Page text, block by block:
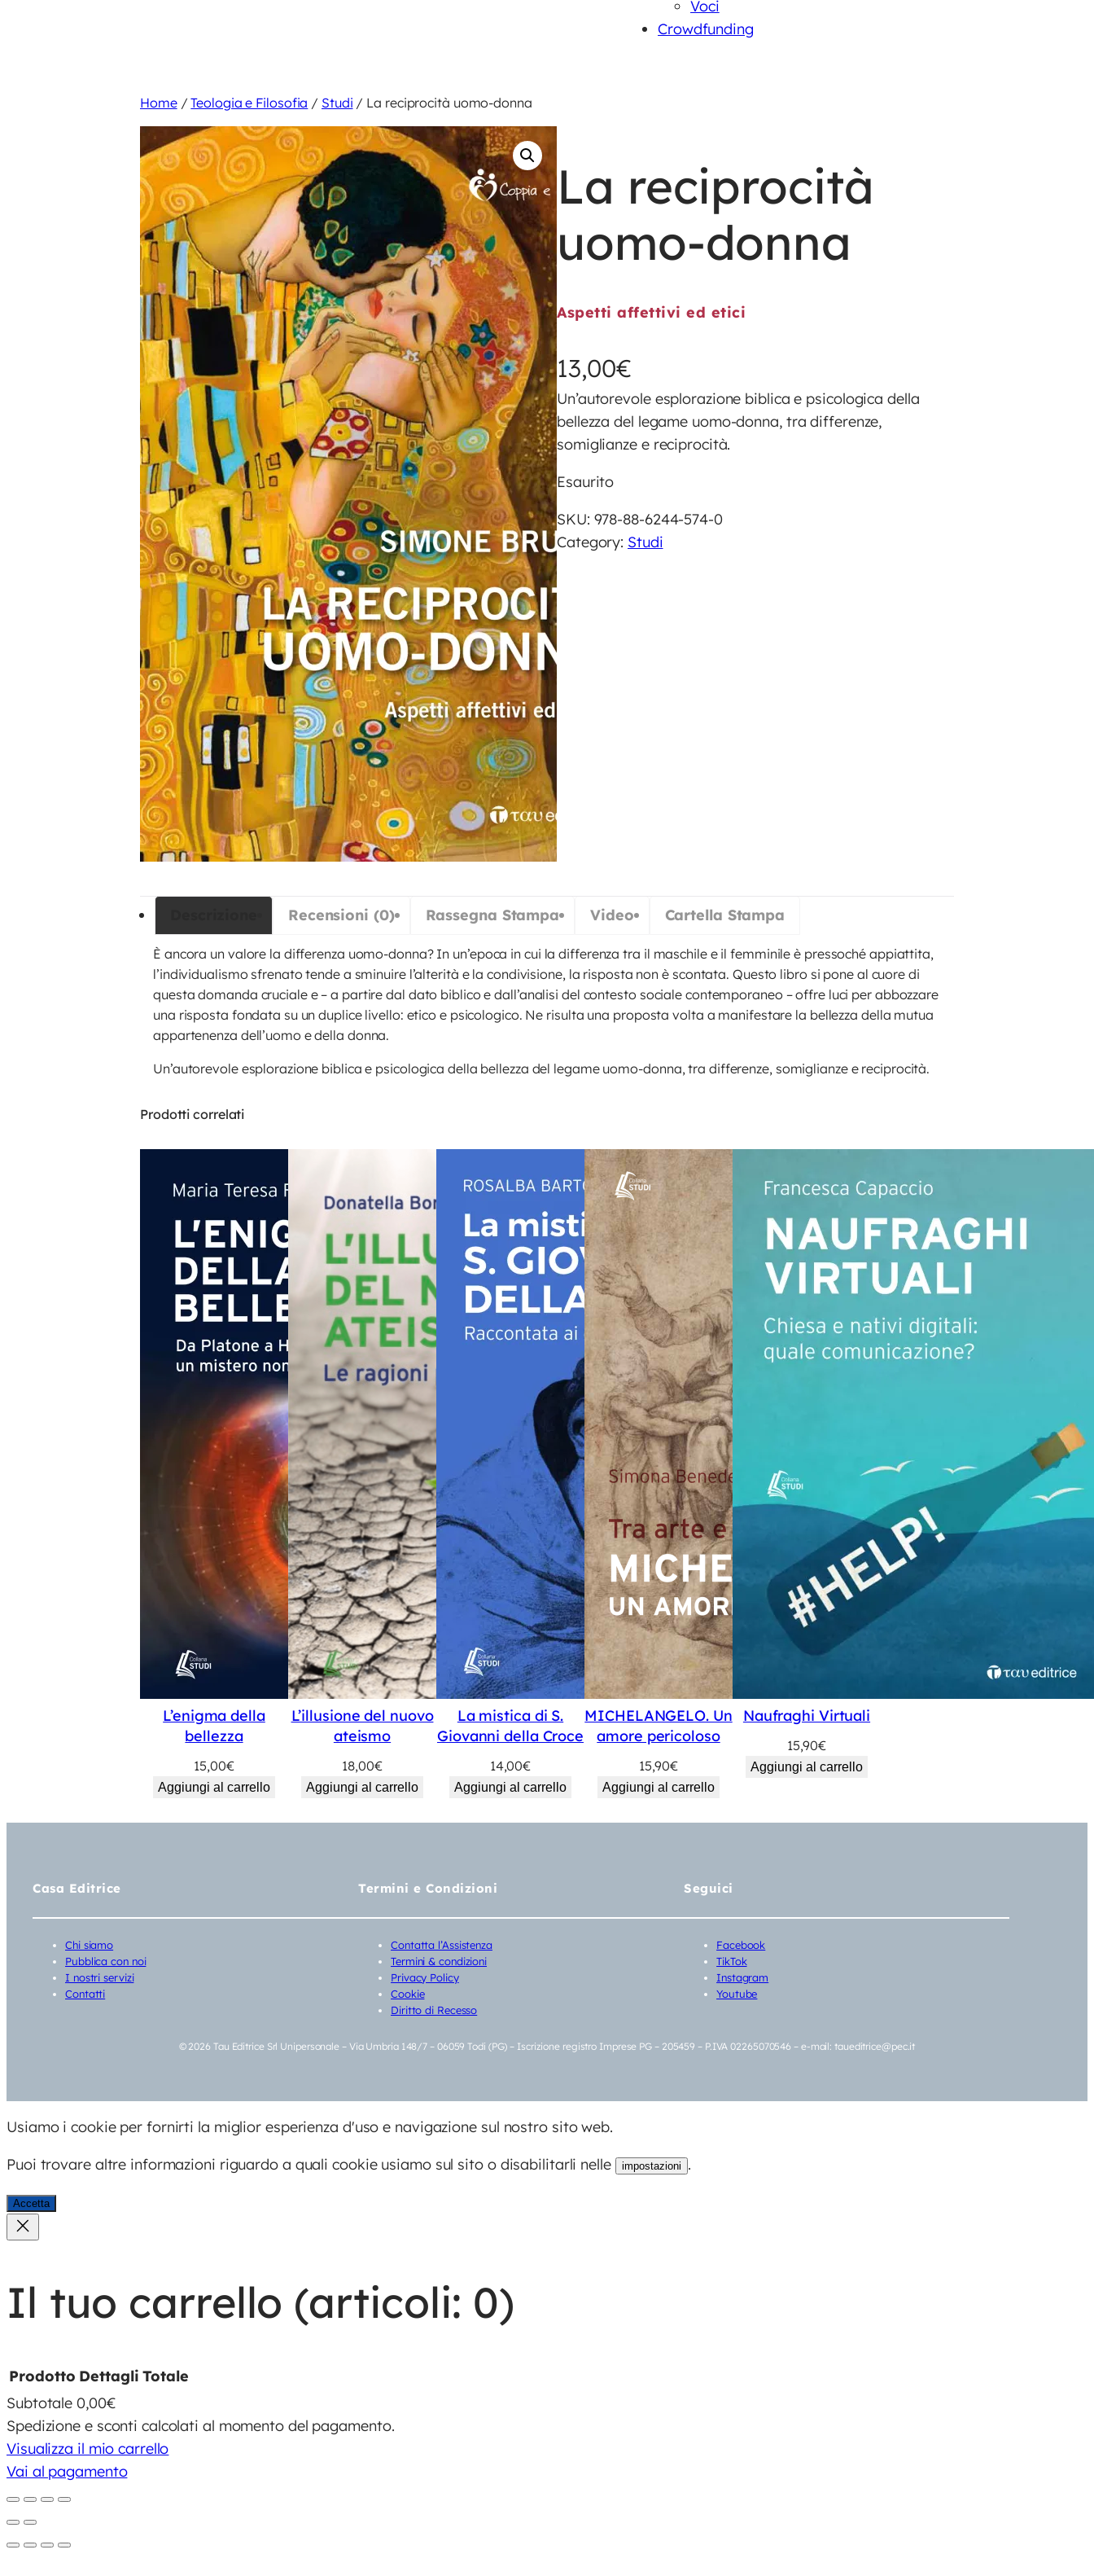
Voci
Crowdfunding
Home/Teologia e Filosofia / Studi / La reciprocità uomo-donna
La reciprocità
uomo-donna
Aspetti affettivi ed etici
13,00€
Un’autorevole esplorazione biblica e psicologica della
bellezza del legame uomo-donna, tra differenze,
somiglianze e reciprocità.
Esaurito
SKU: 978-88-6244-574-0
Category: Studi
Recensioni (0) Rassegna Stampa Video Cartella Stampa
È ancora un valore la differenza uomo-donna? In un’epoca in cui la differenza tra il maschile e il femminile è pressoché appiattita,
l’individualismo sfrenato tende a sminuire l’alterità e la condivisione, la risposta non è scontata. Questo libro si pone al cuore di
questa domanda cruciale e – a partire dal dato biblico e dall’analisi del contesto sociale contemporaneo – offre luci per abbozzare
una risposta fondata su un duplice livello: etico e psicologico. Ne risulta una proposta volta a manifestare la bellezza della mutua
appartenenza dell’uomo e della donna.
Un’autorevole esplorazione biblica e psicologica della bellezza del legame uomo-donna, tra differenze, somiglianze e reciprocità.
Prodotti correlati
L’enigma della
bellezza
15,00€
Aggiungi al carrello
L’illusione del nuovo
ateismo
18,00€
Aggiungi al carrello
La mistica di S.
Giovanni della Croce
14,00€
Aggiungi al carrello
MICHELANGELO. Un
amore pericoloso
15,90€
Aggiungi al carrello
Naufraghi Virtuali
15,90€
Aggiungi al carrello
Casa Editrice
Chi siamo
Pubblica con noi
I nostri servizi
Contatti
Termini e Condizioni
Contatta l’Assistenza
Termini & condizioni
Privacy Policy
Cookie
Diritto di Recesso
Seguici
Facebook
TikTok
Instagram
Youtube
© 2026 Tau Editrice Srl Unipersonale – Via Umbria 148/7 – 06059 Todi (PG) – Iscrizione registro Imprese PG – 205459 – P.IVA 02265070546 – e-mail: taueditrice@pec.it
Usiamo i cookie per fornirti la miglior esperienza d'uso e navigazione sul nostro sito web.
Puoi trovare altre informazioni riguardo a quali cookie usiamo sul sito o disabilitarli nelle
impostazioni .
Accetta
Il tuo carrello (articoli: 0)
Prodotti
nel
Prodotto Dettagli Totale
Subtotale0,00€
Spedizione e sconti calcolati al momento del pagamento.
Visualizza il mio carrello
Vai al pagamento